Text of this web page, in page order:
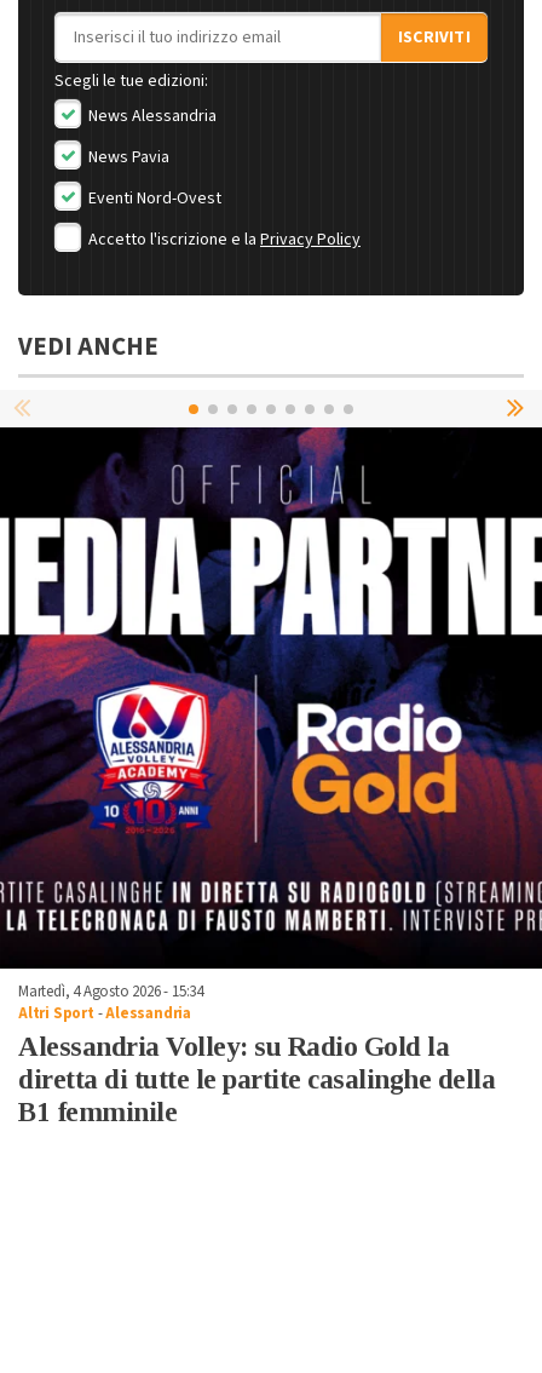
Indirizzo email
ISCRIVITI
Scegli le tue edizioni:
News Alessandria
News Pavia
Eventi Nord-Ovest
Accetto l'iscrizione e la Privacy Policy
VEDI ANCHE
Martedì, 4 Agosto 2026 - 15:34
Altri Sport -Alessandria
Alessandria Volley: su Radio Gold la
diretta di tutte le partite casalinghe della
B1 femminile